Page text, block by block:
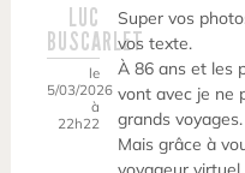
LUC
BUSCARLET
le
5/03/2026
à
22h22
Super vos
vos texte.
À 86 ans et les
vont avec je ne
grands voyages.
Mais grâce à